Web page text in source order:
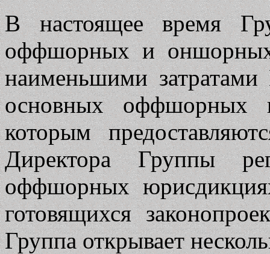
В настоящее время
оффшорных и
наименьшими затратами
основных оффшорных
которым
Директора Группы
оффшорных
готовящихся
Группа открывает